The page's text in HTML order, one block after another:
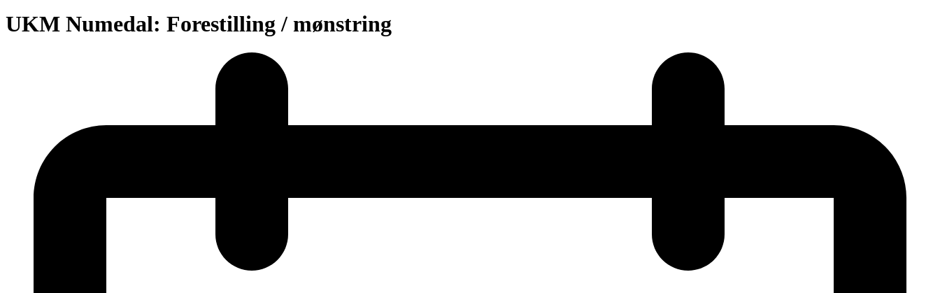
UKM Numedal: Forestilling / mønstring